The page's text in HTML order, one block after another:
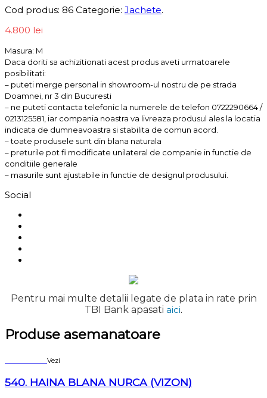
Cod produs: 86 Categorie: Jachete.
4.800 lei
Masura: M
Daca doriti sa achizitionati acest produs aveti urmatoarele
posibilitati:
– puteti merge personal in showroom-ul nostru de pe strada
Doamnei, nr 3 din Bucuresti
– ne puteti contacta telefonic la numerele de telefon 0722290664 /
0213125581, iar compania noastra va livreaza produsul ales la locatia
indicata de dumneavoastra si stabilita de comun acord.
– toate produsele sunt din blana naturala
– preturile pot fi modificate unilateral de companie in functie de
conditiile generale
– masurile sunt ajustabile in functie de designul produsului.
Social
Pentru mai multe detalii legate de plata in rate prin
TBI Bank apasati aici.
Produse asemanatoare
Vezi
540. HAINA BLANA NURCA (VIZON)